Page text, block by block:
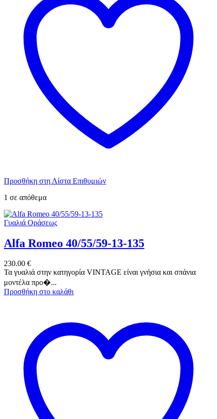
Προσθήκη στη Λίστα Επιθυμιών
1 σε απόθεμα
Γυαλιά Οράσεως
Alfa Romeo 40/55/59-13-135
230.00 €
Τα γυαλιά στην κατηγορία VINTAGE είναι γνήσια και σπάνια
μοντέλα προ�...
Προσθήκη στο καλάθι